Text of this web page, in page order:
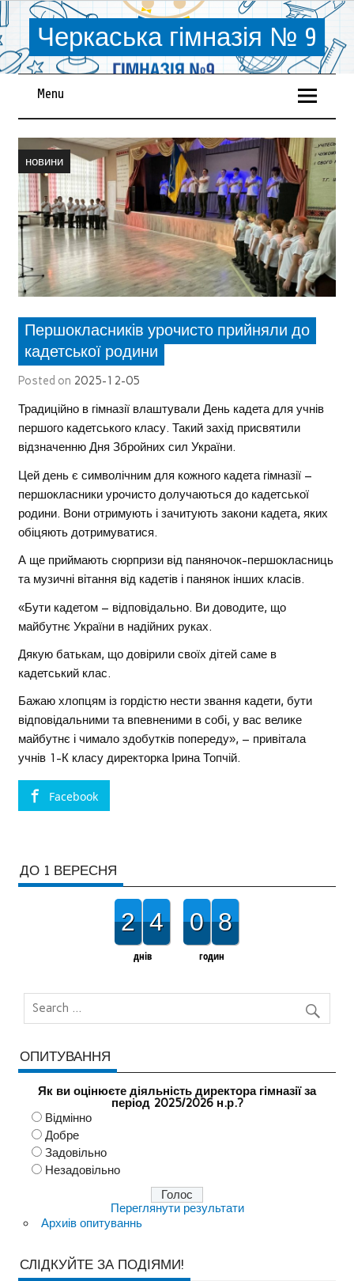
Черкаська гімназія № 9
Menu
новини
Першокласників урочисто прийняли до
кадетської родини
Posted on 2025-12-05
Традиційно в гімназії влаштували День кадета для учнів
першого кадетського класу. Такий захід присвятили
відзначенню Дня Збройних сил України.
Цей день є символічним для кожного кадета гімназії –
першокласники урочисто долучаються до кадетської
родини. Вони отримують і зачитують закони кадета, яких
обіцяють дотримуватися.
А ще приймають сюрпризи від паняночок-першокласниць
та музичні вітання від кадетів і панянок інших класів.
«Бути кадетом – відповідально. Ви доводите, що
майбутнє України в надійних руках.
Дякую батькам, що довірили своїх дітей саме в
кадетський клас.
Бажаю хлопцям із гордістю нести звання кадети, бути
відповідальними та впевненими в собі, у вас велике
майбутнє і чимало здобутків попереду», – привітала
учнів 1-К класу директорка Ірина Топчій.
Facebook
ДО 1 ВЕРЕСНЯ
2 4
днів
0 8
годин
ОПИТУВАННЯ
Як ви оцінюєте діяльність директора гімназії за
період 2025/2026 н.р.?
Відмінно
Добре
Задовільно
Незадовільно
Переглянути результати
Архиів опитуваннь
СЛІДКУЙТЕ ЗА ПОДІЯМИ!